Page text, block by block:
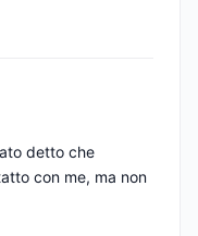
detto che
con me, ma non